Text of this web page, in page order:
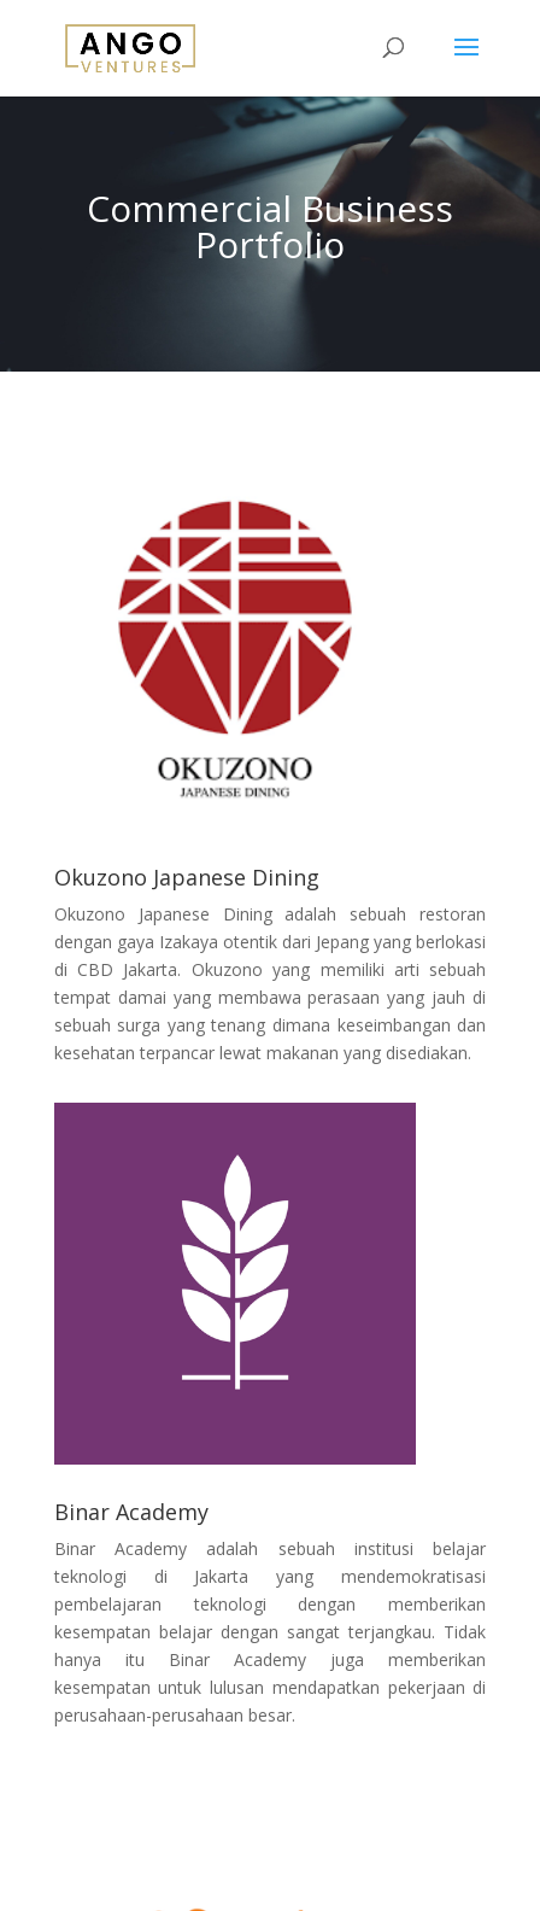
Commercial Business
Portfolio
Okuzono Japanese Dining
Okuzono Japanese Dining adalah sebuah restoran
dengan gaya Izakaya otentik dari Jepang yang berlokasi
di CBD Jakarta. Okuzono yang memiliki arti sebuah
tempat damai yang membawa perasaan yang jauh di
sebuah surga yang tenang dimana keseimbangan dan
kesehatan terpancar lewat makanan yang disediakan.
Binar Academy
Binar Academy adalah sebuah institusi belajar
teknologi di Jakarta yang mendemokratisasi
pembelajaran teknologi dengan memberikan
kesempatan belajar dengan sangat terjangkau. Tidak
hanya itu Binar Academy juga memberikan
kesempatan untuk lulusan mendapatkan pekerjaan di
perusahaan-perusahaan besar.